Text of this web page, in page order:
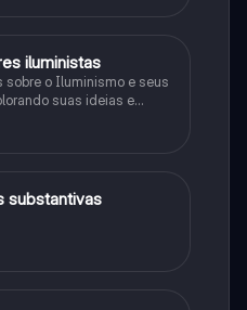
iluministas
sobre o Iluminismo e seus
suas ideias e
substantivas